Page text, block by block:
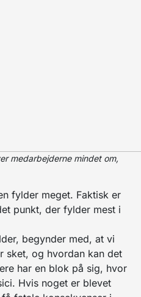
medarbejderne mindet om,
fylder meget. Faktisk er
punkt, der fylder mest i
begynder med, at vi
sket, og hvordan kan det
har en blok på sig, hvor
Hvis noget er blevet